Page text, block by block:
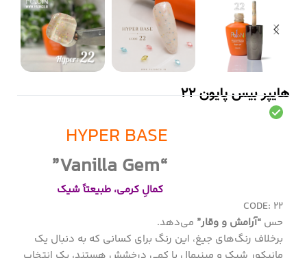
هایپر بیس پایون 22
“Vanilla Gem”
کمالِ کرمی، طبیعتاً شیک
CODE: 22
حس “آرامش و وقار” می‌دهد.
برخلاف رنگ‌های جیغ، این رنگ برای کسانی که به دنبال یک